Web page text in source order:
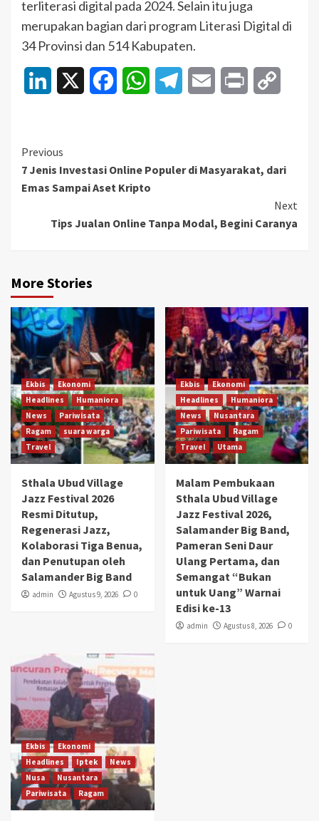
terliterasi digital pada 2024. Selain itu juga
merupakan bagian dari program Literasi Digital di
34 Provinsi dan 514 Kabupaten.
LinkedIn FacebookWhatsAppTelegramEmail Print
Continue
Reading
Previous
7 Jenis Investasi Online Populer di Masyarakat, dari
Emas Sampai Aset Kripto
Next
Tips Jualan Online Tanpa Modal, Begini Caranya
More Stories
Ekbis
Ekonomi
Headlines
Humaniora
News
Pariwisata
Ragam
suara warga
Travel
Sthala Ubud Village
Jazz Festival 2026
Resmi Ditutup,
Regenerasi Jazz,
Kolaborasi Tiga Benua,
dan Penutupan oleh
Salamander Big Band
admin Agustus 9, 2026 0
Ekbis
Ekonomi
Headlines
Humaniora
News
Nusantara
Pariwisata
Ragam
Travel
Utama
Malam Pembukaan
Sthala Ubud Village
Jazz Festival 2026,
Salamander Big Band,
Pameran Seni Daur
Ulang Pertama, dan
Semangat “Bukan
untuk Uang” Warnai
Edisi ke-13
admin Agustus 8, 2026 0
Ekbis
Ekonomi
Headlines
Iptek
News
Nusa
Nusantara
Pariwisata
Ragam